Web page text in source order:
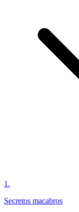
1 .
Secretos macabros